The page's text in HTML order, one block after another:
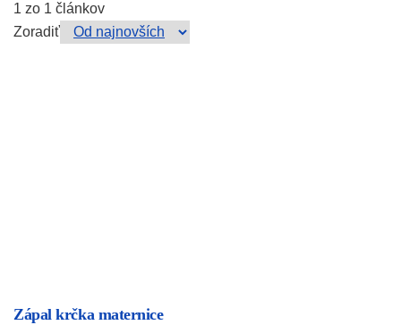
1 zo 1 článkov
Zoradiť
Zápal krčka maternice